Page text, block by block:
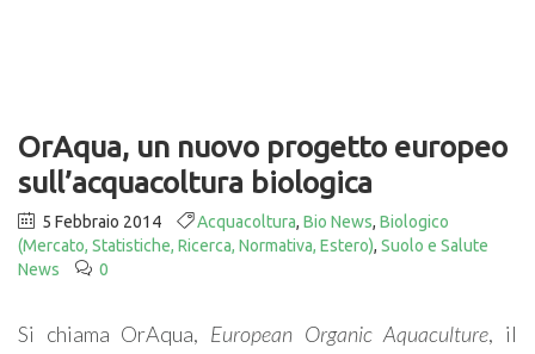
OrAqua, un nuovo progetto europeo
sull’acquacoltura biologica
5 Febbraio 2014 Acquacoltura, Bio News, Biologico
(Mercato, Statistiche, Ricerca, Normativa, Estero), Suolo e Salute
News
0
Si chiama OrAqua, European Organic Aquaculture, il